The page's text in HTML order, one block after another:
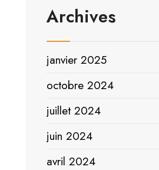
Archives
janvier 2025
octobre 2024
juillet 2024
juin 2024
avril 2024